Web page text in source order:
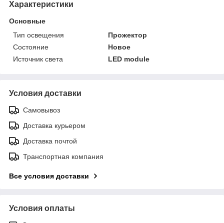
Характеристики
Основные
Тип освещения
Прожектор
Состояние
Новое
Источник света
LED module
Условия доставки
Самовывоз
Доставка курьером
Доставка почтой
Транспортная компания
Все условия доставки
Условия оплаты